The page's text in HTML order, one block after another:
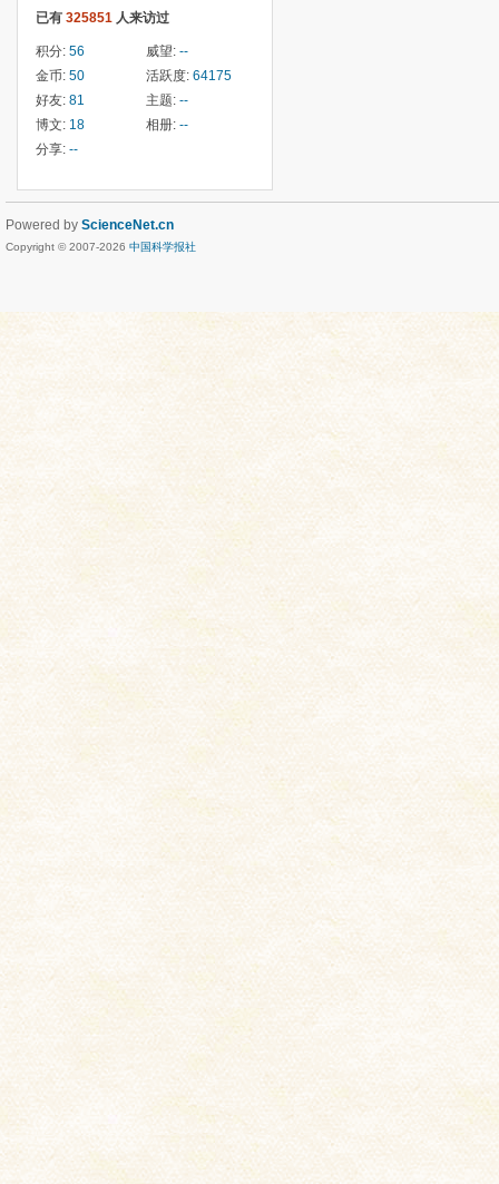
已有 325851 人来访过
积分: 56 威望: --
金币: 50 活跃度: 64175
好友: 81 主题: --
博文: 18 相册: --
分享: --
Powered by ScienceNet.cn
Copyright © 2007-2026 中国科学报社